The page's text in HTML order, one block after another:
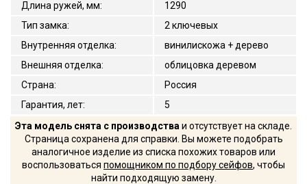
Длина ружей, мм:
1290
Тип замка:
2 ключевых
Внутренняя отделка:
винилискожа + дерево
Внешняя отделка:
облицовка деревом
Страна:
Россия
Гарантия, лет:
5
Эта модель снята с производства и отсутствует на складе.
Страница сохранена для справки. Вы можете подобрать
аналогичное изделие из списка похожих товаров или
воспользоваться помощником по подбору сейфов, чтобы
найти подходящую замену.